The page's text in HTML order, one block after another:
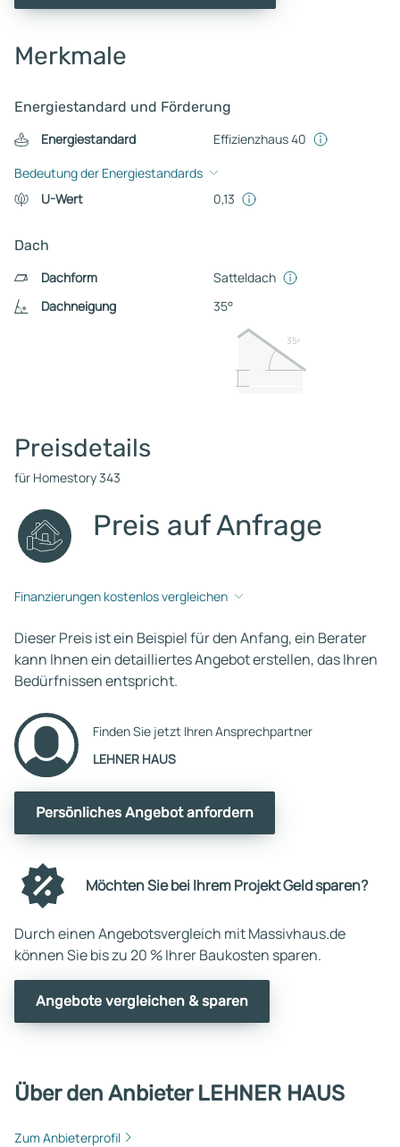
Merkmale
Energiestandard und Förderung
Energiestandard
Effizienzhaus 40
Bedeutung der Energiestandards
U-Wert
0,13
Dach
Dachform
Satteldach
Dachneigung
35°
35º
Preisdetails
für Homestory 343
Preis auf Anfrage
Finanzierungen kostenlos vergleichen
Dieser Preis ist ein Beispiel für den Anfang, ein Berater
kann Ihnen ein detailliertes Angebot erstellen, das Ihren
Bedürfnissen entspricht.
Finden Sie jetzt Ihren Ansprechpartner
LEHNER HAUS
Persönliches Angebot anfordern
Möchten Sie bei Ihrem Projekt Geld sparen?
Durch einen Angebotsvergleich mit Massivhaus.de
können Sie bis zu 20 % Ihrer Baukosten sparen.
Angebote vergleichen & sparen
Über den Anbieter LEHNER HAUS
Zum Anbieterprofil